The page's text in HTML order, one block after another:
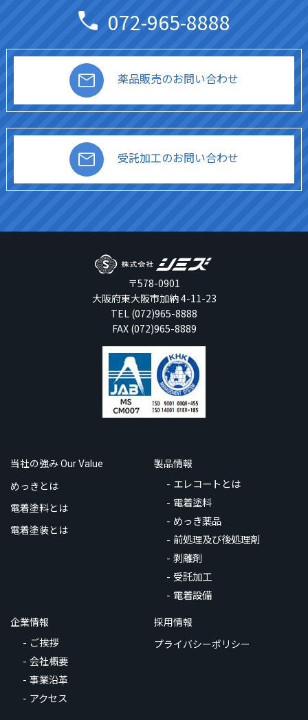
072-965-8888
薬品販売のお問い合わせ
受託加工のお問い合わせ
〒578-0901
大阪府東大阪市加納 4-11-23
TEL (072)965-8888
FAX (072)965-8889
当社の強みOur Value
めっきとは
電着塗料とは
電着塗装とは
製品情報
エレコートとは
電着塗料
めっき薬品
前処理及び後処理剤
剥離剤
受託加工
電着設備
企業情報
ご挨拶
会社概要
事業沿革
アクセス
採用情報
プライバシーポリシー